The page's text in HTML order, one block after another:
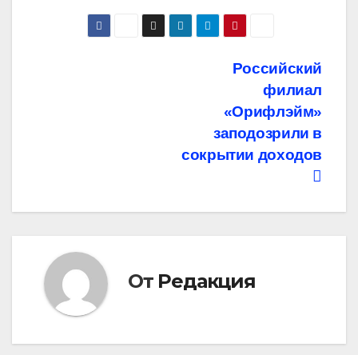
Российский
филиал
«Орифлэйм»
заподозрили в
сокрытии доходов
От Редакция